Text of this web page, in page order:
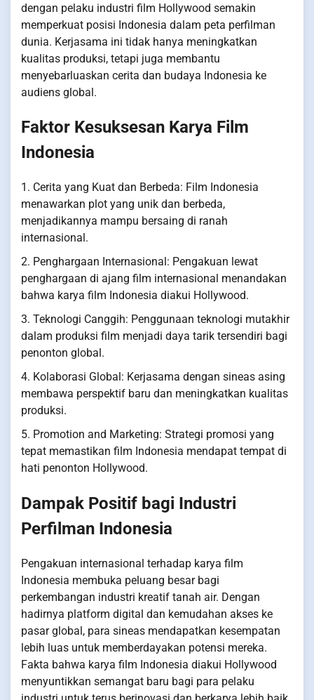
dengan pelaku industri film Hollywood semakin
memperkuat posisi Indonesia dalam peta perfilman
dunia. Kerjasama ini tidak hanya meningkatkan
kualitas produksi, tetapi juga membantu
menyebarluaskan cerita dan budaya Indonesia ke
audiens global.
Faktor Kesuksesan Karya Film
Indonesia
1. Cerita yang Kuat dan Berbeda: Film Indonesia
menawarkan plot yang unik dan berbeda,
menjadikannya mampu bersaing di ranah
internasional.
2. Penghargaan Internasional: Pengakuan lewat
penghargaan di ajang film internasional menandakan
bahwa karya film Indonesia diakui Hollywood.
3. Teknologi Canggih: Penggunaan teknologi mutakhir
dalam produksi film menjadi daya tarik tersendiri bagi
penonton global.
4. Kolaborasi Global: Kerjasama dengan sineas asing
membawa perspektif baru dan meningkatkan kualitas
produksi.
5. Promotion and Marketing: Strategi promosi yang
tepat memastikan film Indonesia mendapat tempat di
hati penonton Hollywood.
Dampak Positif bagi Industri
Perfilman Indonesia
Pengakuan internasional terhadap karya film
Indonesia membuka peluang besar bagi
perkembangan industri kreatif tanah air. Dengan
hadirnya platform digital dan kemudahan akses ke
pasar global, para sineas mendapatkan kesempatan
lebih luas untuk memberdayakan potensi mereka.
Fakta bahwa karya film Indonesia diakui Hollywood
menyuntikkan semangat baru bagi para pelaku